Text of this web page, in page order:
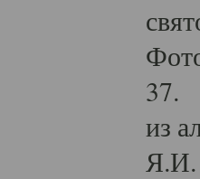
37.
из
Я.И.